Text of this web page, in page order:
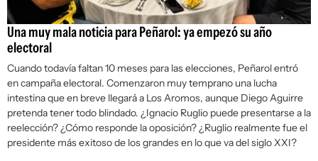
Una muy mala noticia para Peñarol: ya empezó su año
electoral
Cuando todavía faltan 10 meses para las elecciones, Peñarol entró
en campaña electoral. Comenzaron muy temprano una lucha
intestina que en breve llegará a Los Aromos, aunque Diego Aguirre
pretenda tener todo blindado. ¿Ignacio Ruglio puede presentarse a la
reelección? ¿Cómo responde la oposición? ¿Ruglio realmente fue el
presidente más exitoso de los grandes en lo que va del siglo XXI?